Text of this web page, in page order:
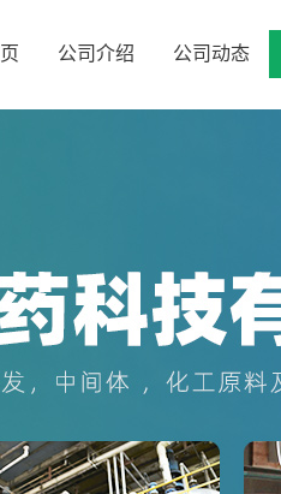
公司介绍 公司动态